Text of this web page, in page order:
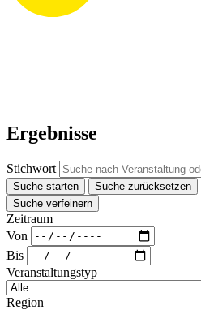
Ergebnisse
Stichwort
Suche starten
Suche zurücksetzen
Suche verfeinern
Zeitraum
Von
Bis
Veranstaltungstyp
Region